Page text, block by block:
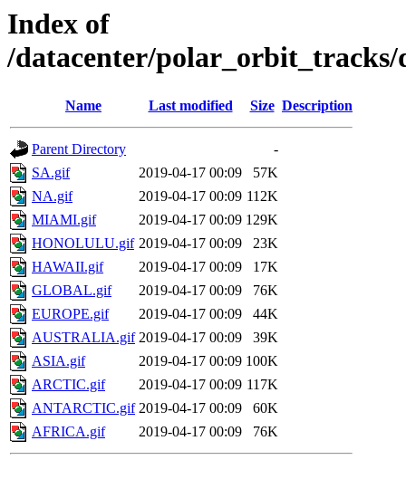
Index of
/datacenter/polar_orbit_tracks/
Name Last modified Size Description
Parent Directory
-
SA.gif
2019-04-17 00:09
57K
NA.gif
2019-04-17 00:09 112K
MIAMI.gif
2019-04-17 00:09 129K
HONOLULU.gif 2019-04-17 00:09
23K
HAWAII.gif
2019-04-17 00:09
17K
GLOBAL.gif
2019-04-17 00:09
76K
EUROPE.gif
2019-04-17 00:09
44K
AUSTRALIA.gif 2019-04-17 00:09
39K
ASIA.gif
2019-04-17 00:09 100K
ARCTIC.gif
2019-04-17 00:09 117K
ANTARCTIC.gif 2019-04-17 00:09
60K
AFRICA.gif
2019-04-17 00:09 76K